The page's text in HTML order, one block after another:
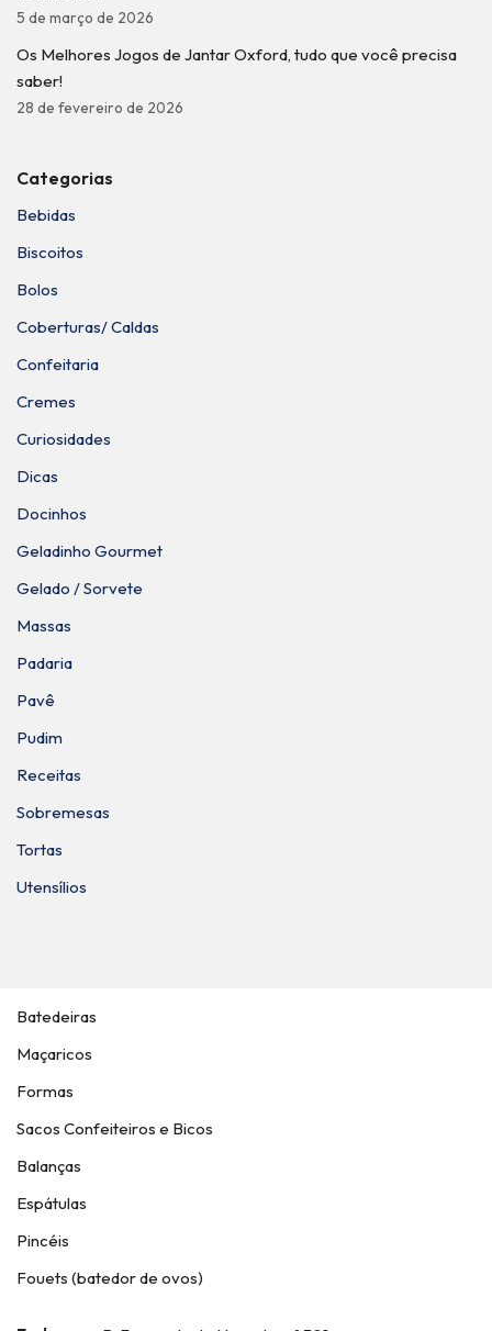
5 de março de 2026
Os Melhores Jogos de Jantar Oxford, tudo que você precisa
saber!
28 de fevereiro de 2026
Categorias
Bebidas
Biscoitos
Bolos
Coberturas/ Caldas
Confeitaria
Cremes
Curiosidades
Dicas
Docinhos
Geladinho Gourmet
Gelado / Sorvete
Massas
Padaria
Pavê
Pudim
Receitas
Sobremesas
Tortas
Utensílios
Batedeiras
Maçaricos
Formas
Sacos Confeiteiros e Bicos
Balanças
Espátulas
Pincéis
Fouets (batedor de ovos)